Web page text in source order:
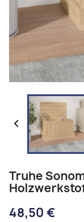

Truhe
48,50 €